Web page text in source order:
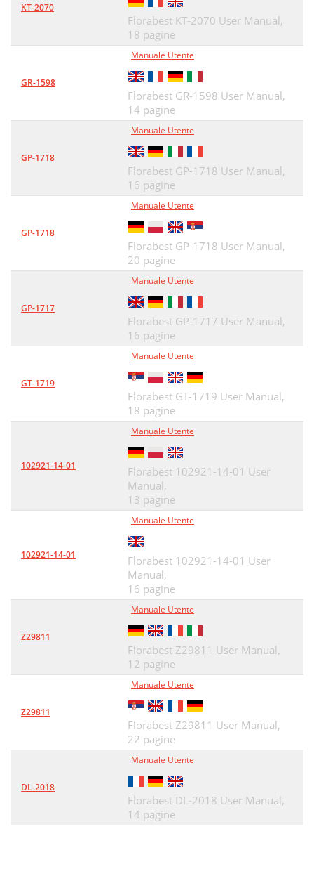
KT-2070
Florabest KT-2070 User Manual,
18 pagine
GR-1598
Manuale Utente
Florabest GR-1598 User Manual,
14 pagine
GP-1718
Manuale Utente
Florabest GP-1718 User Manual,
16 pagine
GP-1718
Manuale Utente
Florabest GP-1718 User Manual,
20 pagine
GP-1717
Manuale Utente
Florabest GP-1717 User Manual,
16 pagine
GT-1719
Manuale Utente
Florabest GT-1719 User Manual,
18 pagine
102921-14-01
Manuale Utente
Florabest 102921-14-01 User
Manual,
13 pagine
102921-14-01
Manuale Utente
Florabest 102921-14-01 User
Manual,
16 pagine
Z29811
Manuale Utente
Florabest Z29811 User Manual,
12 pagine
Z29811
Manuale Utente
Florabest Z29811 User Manual,
22 pagine
DL-2018
Manuale Utente
Florabest DL-2018 User Manual,
14 pagine